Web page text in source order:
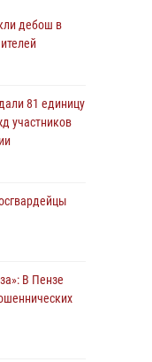
дебош в
81 единицу
участников
В Пензе